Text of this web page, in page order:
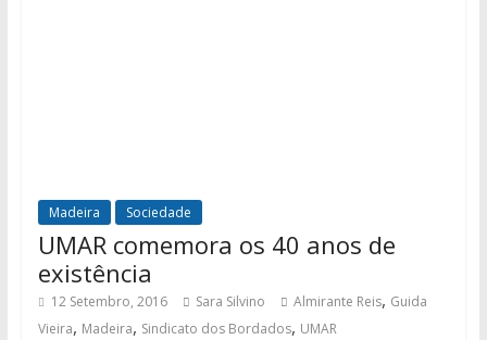
Madeira Sociedade
UMAR comemora os 40 anos de
existência
12 Setembro, 2016 Sara Silvino Almirante Reis, Guida
Vieira, Madeira, Sindicato dos Bordados, UMAR